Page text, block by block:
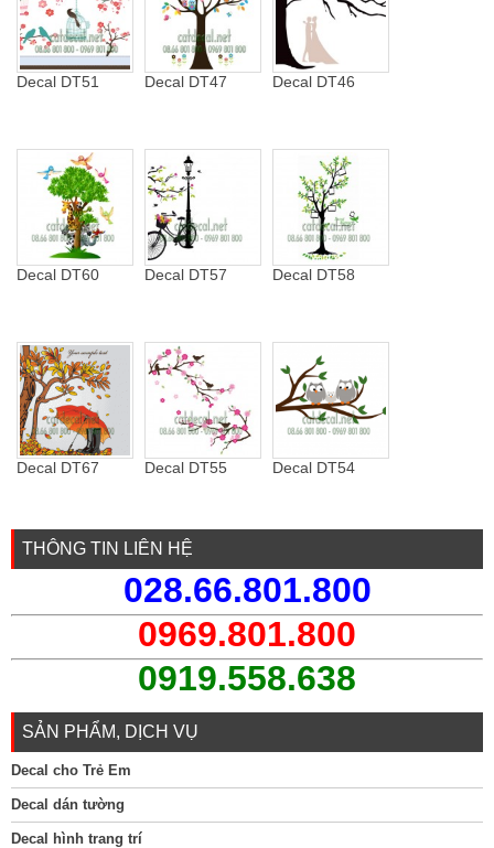
Decal DT51 Decal DT47 Decal DT46
Decal DT60 Decal DT57 Decal DT58
Decal DT67 Decal DT55 Decal DT54
THÔNG TIN LIÊN HỆ
028.66.801.800
0969.801.800
0919.558.638
SẢN PHẨM, DỊCH VỤ
Decal cho Trẻ Em
Decal dán tường
Decal hình trang trí